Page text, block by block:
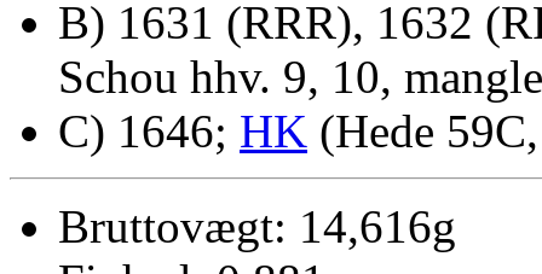
B) 1631 (RRR), 1632
Schou hhv. 9, 10,
C) 1646; HK (Hede
Bruttovægt: 14,616g